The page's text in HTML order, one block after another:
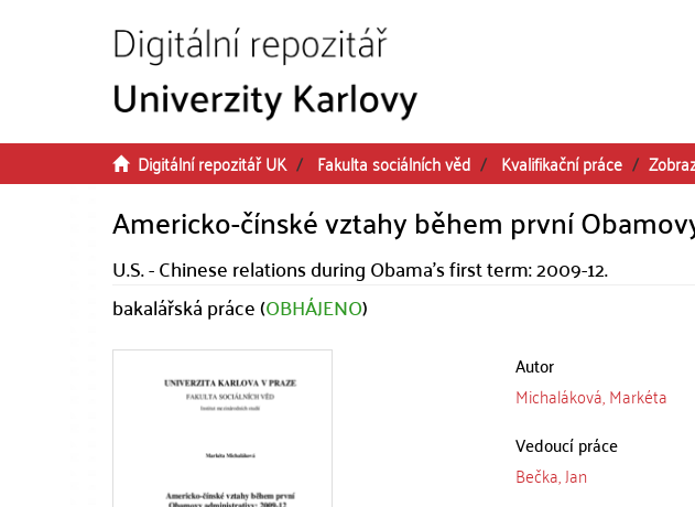
Digitální repozitář UK Fakulta sociálních věd Kvalifikační práce
Americko-čínské vztahy během první
U.S. - Chinese relations during Obama's first term: 2009-12.
bakalářská práce (OBHÁJENO)
Autor
Michaláková, Markéta
Vedoucí práce
Bečka, Jan